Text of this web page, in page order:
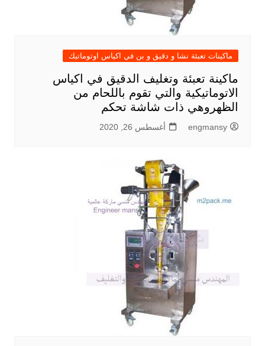
ماكينات تعبئة نشا و دقيق و بن في اكياس اوتوماتيك
ماكينة تعبئة وتغليف الدقيق في اكياس
الاتوماتيكية والتي تقوم باللحام من
الظهروهي ذات شاشة تحكم
engmansy أغسطس 26, 2020